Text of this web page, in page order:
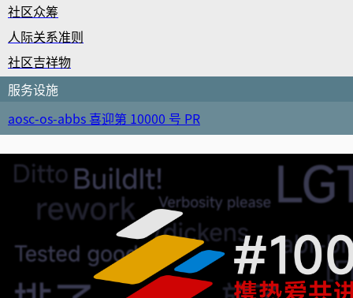
社区众筹
人际关系准则
社区吉祥物
服务设施
aosc-os-abbs 喜迎第 10000 号 PR